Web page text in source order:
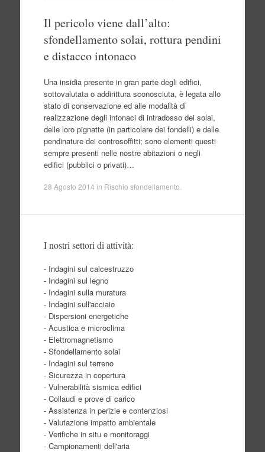
Il pericolo viene dall’alto:
sfondellamento solai, rottura pendini
e distacco intonaco
Una insidia presente in gran parte degli edifici,
sottovalutata o addirittura sconosciuta, è legata allo
stato di conservazione ed alle modalità di
realizzazione degli intonaci di intradosso dei solai,
delle loro pignatte (in particolare dei fondelli) e delle
pendinature dei controsoffitti; sono elementi questi
sempre presenti nelle nostre abitazioni o negli
edifici (pubblici o privati)…
28 Agosto 2014 in Rischio sfondellamento
I nostri settori di attività:
- Indagini sul calcestruzzo
- Indagini sul legno
- Indagini sulla muratura
- Indagini sull'acciaio
- Dispersioni energetiche
- Acustica e microclima
- Elettromagnetismo
- Sfondellamento solai
- Indagini sul terreno
- Sicurezza in copertura
- Vulnerabilità sismica edifici
- Collaudi e prove di carico
- Assistenza in perizie e contenziosi
- Valutazione impatto ambientale
- Verifiche in situ e monitoraggi
- Campionamenti dell'aria